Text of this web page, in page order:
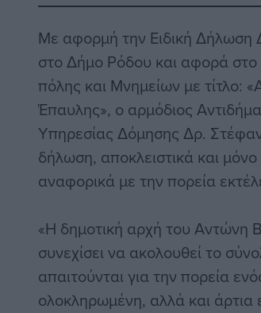
Με αφορμή την Ειδική Δήλωση
στο Δήμο Ρόδου και αφορά στο
πόλης και Μνημείων με τίτλο:
Έπαυλης», ο αρμόδιος
Υπηρεσίας Δόμησης Δρ.
δήλωση, αποκλειστικά και
αναφορικά με την πορεία
«Η δημοτική αρχή του Αντώνη
συνεχίσει να ακολουθεί το
απαιτούνται για την πορεία
ολοκληρωμένη, αλλά και